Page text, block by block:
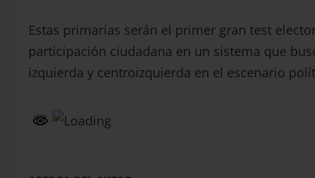
Estas primarias serán el primer gran test
participación ciudadana en un sistema que
izquierda y centroizquierda en el escenario